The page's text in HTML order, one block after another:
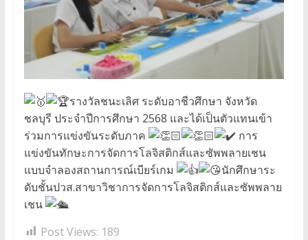
รางวัลชนะเลิศ ระดับอาชีวศึกษา จังหวัด
ชลบุรี ประจำปีการศึกษา 2568 และได้เป็นตัวแทนเข้า
ร่วมการแข่งขันระดับภาค
การ
แข่งขันทักษะการจัดการโลจิสติกส์และซัพพลายเชน
แบบจำลองสถานการณ์เบียร์เกม
นักศึกษาระ
ดับชั้นปวส.สาขาวิชาการจัดการโลจิสติกส์และซัพพลาย
เชน
Post Views: 189